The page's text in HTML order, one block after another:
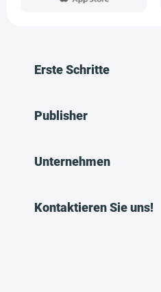
Erste Schritte
Publisher
Unternehmen
Kontaktieren Sie uns!